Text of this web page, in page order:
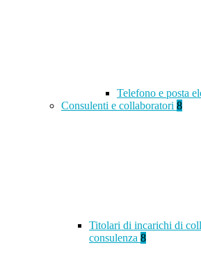
Telefono e posta
Consulenti e collaboratori 8
Titolari di incarichi di
consulenza 8